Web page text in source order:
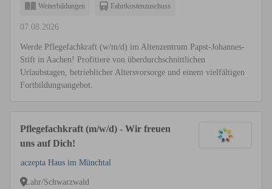
Weiterbildungen Fahrtkostenzuschuss
07.08.2026
Werde Pflegefachkraft (w/m/d) im Altenzentrum Papst-Johannes-
Stift in Aachen! Profitiere von überdurchschnittlichen
Urlaubstagen, betrieblicher Altersvorsorge und einem vielfältigen
Fortbildungsangebot.
Pflegefachkraft (m/w/d) - Wir freuen
uns auf Dich!
aczepta Haus im Münchtal
Lahr/Schwarzwald